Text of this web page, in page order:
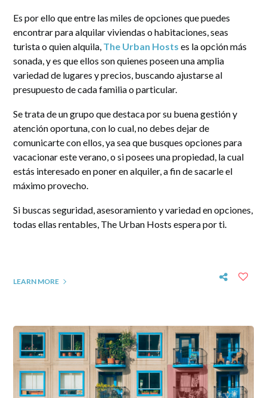
Es por ello que entre las miles de opciones que puedes
encontrar para alquilar viviendas o habitaciones, seas
turista o quien alquila, The Urban Hosts es la opción más
sonada, y es que ellos son quienes poseen una amplia
variedad de lugares y precios, buscando ajustarse al
presupuesto de cada familia o particular.
Se trata de un grupo que destaca por su buena gestión y
atención oportuna, con lo cual, no debes dejar de
comunicarte con ellos, ya sea que busques opciones para
vacacionar este verano, o si posees una propiedad, la cual
estás interesado en poner en alquiler, a fin de sacarle el
máximo provecho.
Si buscas seguridad, asesoramiento y variedad en opciones,
todas ellas rentables, The Urban Hosts espera por ti.
LEARN MORE